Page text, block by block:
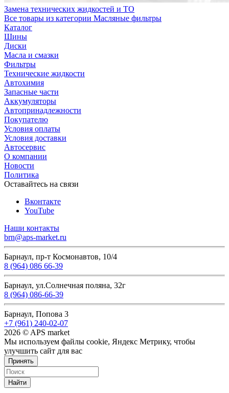
Замена технических жидкостей и ТО
Все товары из категории Масляные фильтры
Каталог
Шины
Диски
Масла и смазки
Фильтры
Технические жидкости
Автохимия
Запасные части
Аккумуляторы
Автопринадлежности
Покупателю
Условия оплаты
Условия доставки
Автосервис
О компании
Новости
Политика
Оставайтесь на связи
Вконтакте
YouTube
Наши контакты
brn@aps-market.ru
Барнаул, пр-т Космонавтов, 10/4
8 (964) 086 66-39
Барнаул, ул.Солнечная поляна, 32г
8 (964) 086-66-39
Барнаул, Попова 3
+7 (961) 240-02-07
2026 © APS market
Мы используем файлы cookie, Яндекс Метрику, чтобы
улучшить сайт для вас
Принять
Найти